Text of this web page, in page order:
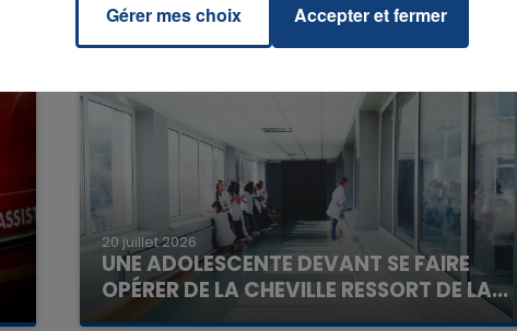
20 juillet 2026
UNE ADOLESCENTE DEVANT SE FAIRE
OPÉRER DE LA CHEVILLE RESSORT DE LA...
La famille a porté plainte contre la clinique qui a
7h00 - 11h00
La Team de l'été
Gérer mes choix Accepter et fermer